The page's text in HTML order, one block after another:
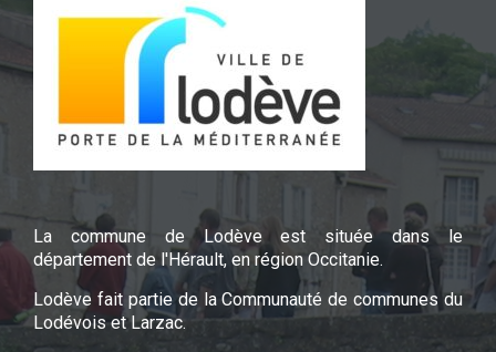
La commune de Lodève est située dans le
département de l'Hérault, en région Occitanie.
Lodève fait partie de la Communauté de communes du
Lodévois et Larzac.